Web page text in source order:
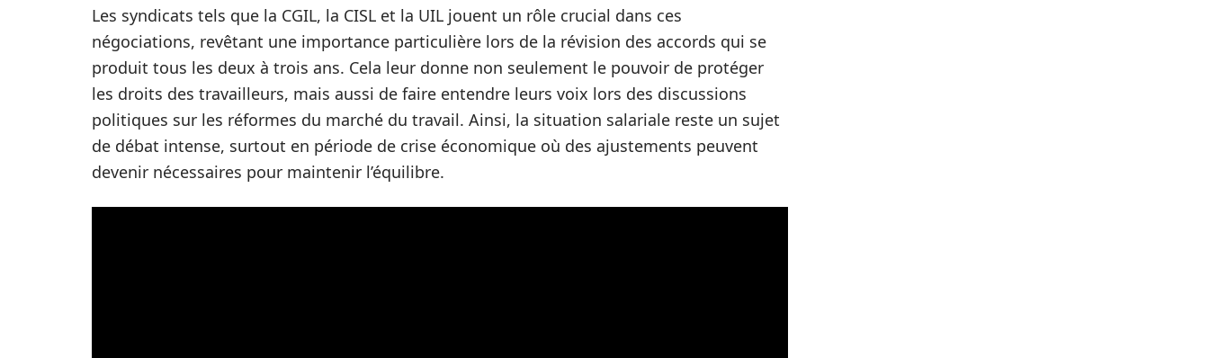
Les syndicats tels que la CGIL, la CISL et la UIL jouent un rôle crucial dans ces
négociations, revêtant une importance particulière lors de la révision des accords qui se
produit tous les deux à trois ans. Cela leur donne non seulement le pouvoir de protéger
les droits des travailleurs, mais aussi de faire entendre leurs voix lors des discussions
politiques sur les réformes du marché du travail. Ainsi, la situation salariale reste un sujet
de débat intense, surtout en période de crise économique où des ajustements peuvent
devenir nécessaires pour maintenir l’équilibre.